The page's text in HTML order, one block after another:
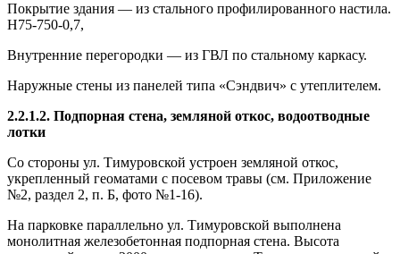
Покрытие здания — из стального профилированного настила.
Н75-750-0,7,
Внутренние перегородки — из ГВЛ по стальному каркасу.
Наружные стены из панелей типа «Сэндвич» с утеплителем.
2.2.1.2. Подпорная стена, земляной откос, водоотводные
лотки
Со стороны ул. Тимуровской устроен земляной откос,
укрепленный геоматами с посевом травы (см. Приложение
№2, раздел 2, п. Б, фото №1-16).
На парковке параллельно ул. Тимуровской выполнена
монолитная железобетонная подпорная стена. Высота